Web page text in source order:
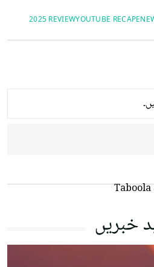
YOUTUBE RECAPE
2025 REVIEW
خبریں